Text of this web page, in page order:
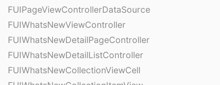
FUIPageViewControllerDataSource
FUIWhatsNewViewController
FUIWhatsNewDetailPageController
FUIWhatsNewDetailListController
FUIWhatsNewCollectionViewCell